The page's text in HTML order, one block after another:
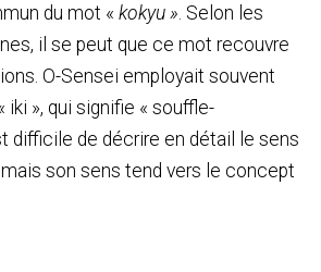
du mot « kokyu » . Selon les
il se peut que ce mot recouvre
O-Sensei employait souvent
iki », qui signifie « souffle-
difficile de décrire en détail le sens
mais son sens tend vers le concept